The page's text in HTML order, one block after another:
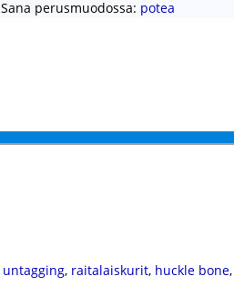
Sana perusmuodossa: potea
untagging, raitalaiskurit, huckle bone